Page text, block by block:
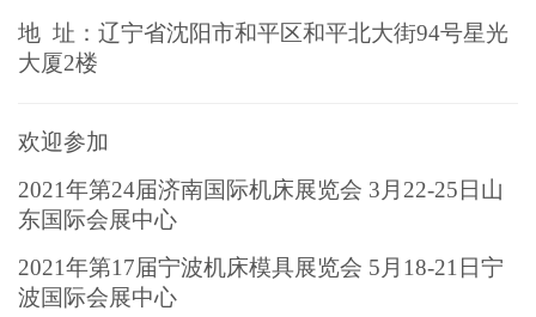
地 址：辽宁省沈阳市和平区和平北大街94号星光
大厦2楼
欢迎参加
2021年第24届济南国际机床展览会 3月22-25日山
东国际会展中心
2021年第17届宁波机床模具展览会 5月18-21日宁
波国际会展中心